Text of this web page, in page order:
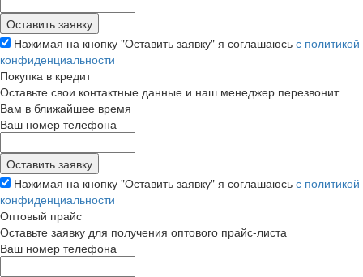
Нажимая на кнопку "Оставить заявку" я соглашаюсь с политикой
конфиденциальности
Покупка в кредит
Оставьте свои контактные данные и наш менеджер перезвонит
Вам в ближайшее время
Ваш номер телефона
Нажимая на кнопку "Оставить заявку" я соглашаюсь с политикой
конфиденциальности
Оптовый прайс
Оставьте заявку для получения оптового прайс-листа
Ваш номер телефона